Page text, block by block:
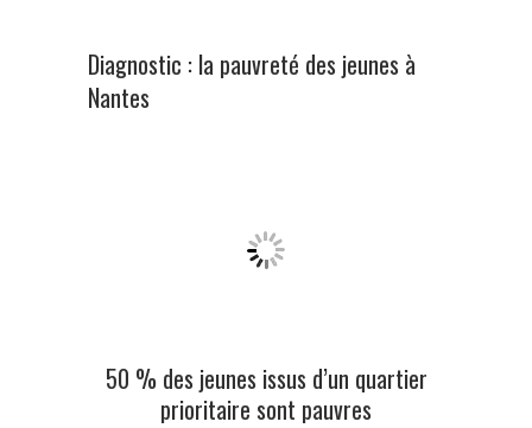
Diagnostic : la pauvreté des jeunes à
Nantes
50 % des jeunes issus d’un quartier
prioritaire sont pauvres